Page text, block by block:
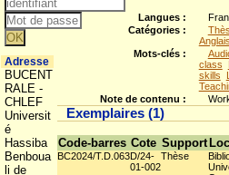
Langues :
Catégories :
Mots-clés :
class
skills
Note de contenu :
Exemplaires (1)
Code-barres Cote Support
BC2024/T.D.063D/24-
01-002
Thèse
Adresse
BUCENT
RALE -
CHLEF
Universit
é
Hassiba
Benboua
li de